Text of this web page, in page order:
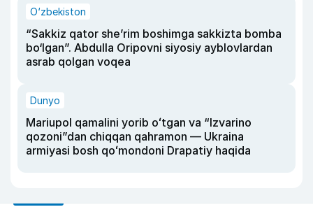
O‘zbekiston
“Sakkiz qator she’rim boshimga sakkizta bomba
bo‘lgan”. Abdulla Oripovni siyosiy ayblovlardan
asrab qolgan voqea
Dunyo
Mariupol qamalini yorib oʻtgan va “Izvarino
qozoni”dan chiqqan qahramon — Ukraina
armiyasi bosh qoʻmondoni Drapatiy haqida